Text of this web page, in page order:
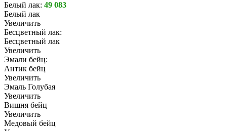
Белый лак: 49 083
Белый лак
Увеличить
Бесцветный лак:
Бесцветный лак
Увеличить
Эмали бейц:
Антик бейц
Увеличить
Эмаль Голубая
Увеличить
Вишня бейц
Увеличить
Медовый бейц